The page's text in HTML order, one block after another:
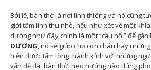
Bởi lẽ, bàn thờ là nơi linh thiêng và nó cũng
giới tâm linh thu nhỏ, nếu như xét về một
dường như đây chính là một “cầu nối” để gắn
DƯƠNG, nó sẽ giúp cho con cháu hay
hiện được tấm lòng thành kính với những
vấn đề đặt bàn thờ theo hướng nào đúng